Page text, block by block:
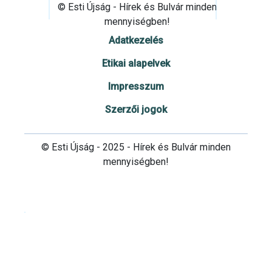
© Esti Újság - Hírek és Bulvár minden
mennyiségben!
Adatkezelés
Etikai alapelvek
Impresszum
Szerzői jogok
© Esti Újság - 2025 - Hírek és Bulvár minden
mennyiségben!